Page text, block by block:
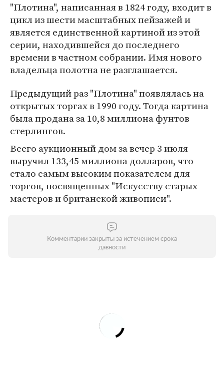
"Плотина", написанная в 1824 году, входит в
цикл из шести масштабных пейзажей и
является единственной картиной из этой
серии, находившейся до последнего
времени в частном собрании. Имя нового
владельца полотна не разглашается.
Предыдущий раз "Плотина" появлялась на
открытых торгах в 1990 году. Тогда картина
была продана за 10,8 миллиона фунтов
стерлингов.
Всего аукционный дом за вечер 3 июля
выручил 133,45 миллиона долларов, что
стало самым высоким показателем для
торгов, посвященных "Искусству старых
мастеров и британской живописи".
Комментарии закрыты за истечением срока
давности